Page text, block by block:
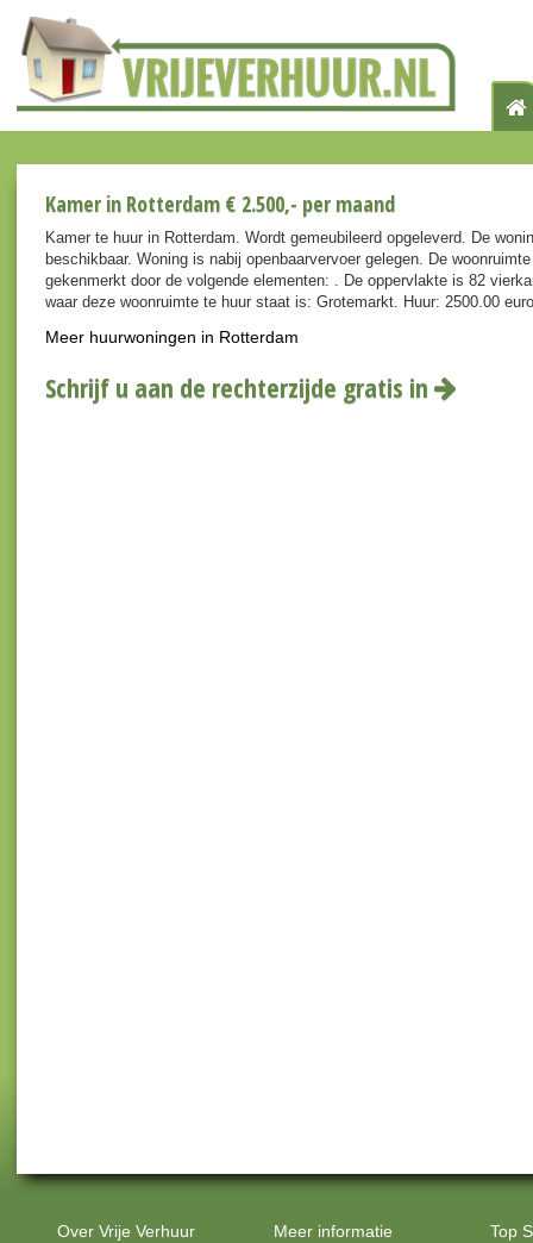
Kamer in Rotterdam € 2.500,- per maand
Kamer te huur in Rotterdam. Wordt gemeubileerd opgeleverd. De
beschikbaar. Woning is nabij openbaarvervoer gelegen. De
gekenmerkt door de volgende elementen: . De oppervlakte is 82
waar deze woonruimte te huur staat is: Grotemarkt. Huur: 2500.00
Meer huurwoningen in Rotterdam
Schrijf u aan de rechterzijde gratis in
Over Vrije Verhuur Meer informatie Top